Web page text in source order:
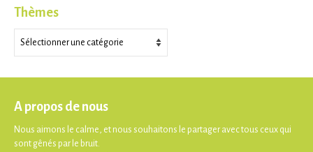
Thèmes
Thèmes
A propos de nous
Nous aimons le calme, et nous souhaitons le partager avec tous ceux qui
sont gênés par le bruit.